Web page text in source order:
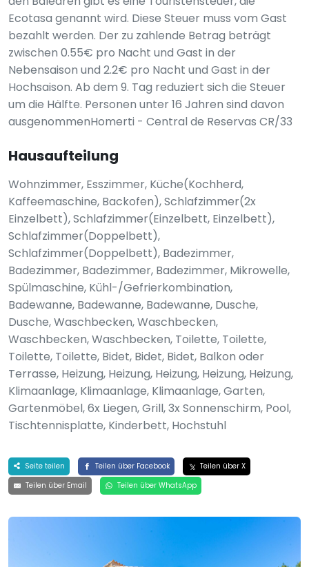
Ecotasa genannt wird. Diese Steuer muss vom Gast
bezahlt werden. Der zu zahlende Betrag beträgt
zwischen 0.55€ pro Nacht und Gast in der
Nebensaison und 2.2€ pro Nacht und Gast in der
Hochsaison. Ab dem 9. Tag reduziert sich die Steuer
um die Hälfte. Personen unter 16 Jahren sind davon
ausgenommenHomerti - Central de Reservas CR/33
Hausaufteilung
Wohnzimmer, Esszimmer, Küche(Kochherd,
Kaffeemaschine, Backofen), Schlafzimmer(2x
Einzelbett), Schlafzimmer(Einzelbett, Einzelbett),
Schlafzimmer(Doppelbett),
Schlafzimmer(Doppelbett), Badezimmer,
Badezimmer, Badezimmer, Badezimmer, Mikrowelle,
Spülmaschine, Kühl-/Gefrierkombination,
Badewanne, Badewanne, Badewanne, Dusche,
Dusche, Waschbecken, Waschbecken,
Waschbecken, Waschbecken, Toilette, Toilette,
Toilette, Toilette, Bidet, Bidet, Bidet, Balkon oder
Terrasse, Heizung, Heizung, Heizung, Heizung, Heizung,
Klimaanlage, Klimaanlage, Klimaanlage, Garten,
Gartenmöbel, 6x Liegen, Grill, 3x Sonnenschirm, Pool,
Tischtennisplatte, Kinderbett, Hochstuhl
Seite teilen Teilen über Facebook
Teilen über X
Teilen über Email
Teilen über WhatsApp